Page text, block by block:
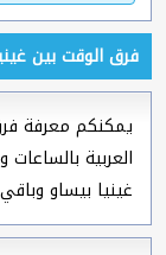
فرق الوقت بين
يمكنكم معرفة
العربية بالساعات
غينيا بيساو